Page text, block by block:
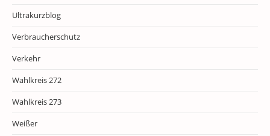
Ultrakurzblog
Verbraucherschutz
Verkehr
Wahlkreis 272
Wahlkreis 273
Weißer